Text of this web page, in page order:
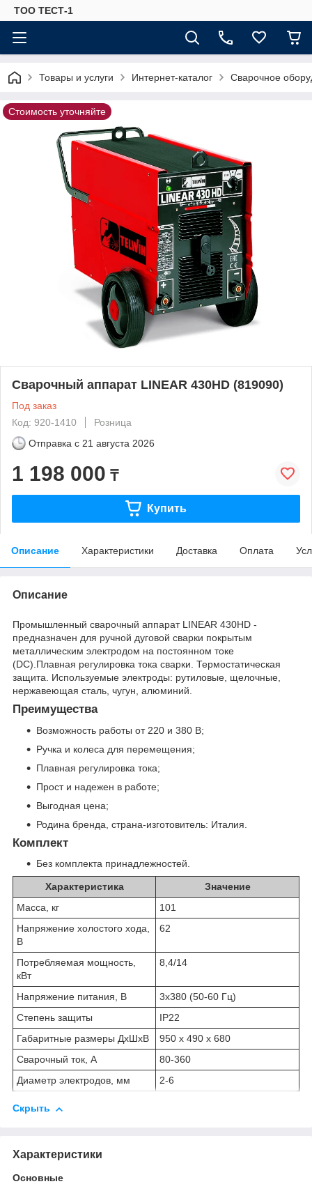
ТОО ТЕСТ-1
Товары и услуги Интернет-каталог Сварочное
Стоимость уточняйте
Сварочный аппарат LINEAR 430HD (819090)
Под заказ
Код: 920-1410
Розница
Отправка с 21 августа 2026
1 198 000 ₸
Купить
Описание Характеристики Доставка Оплата
Описание
Промышленный сварочный аппарат LINEAR 430HD -
предназначен для ручной дуговой сварки покрытым
металлическим электродом на постоянном токе
(DC).Плавная регулировка тока сварки. Термостатическая
защита. Используемые электроды: рутиловые, щелочные,
нержавеющая сталь, чугун, алюминий.
Преимущества
Возможность работы от 220 и 380 В;
Ручка и колеса для перемещения;
Плавная регулировка тока;
Прост и надежен в работе;
Выгодная цена;
Родина бренда, страна-изготовитель: Италия.
Комплект
Без комплекта принадлежностей.
Характеристика
Значение
Масса, кг
101
Напряжение холостого хода,
В
62
Потребляемая мощность,
кВт
8,4/14
Напряжение питания, В
3х380 (50-60 Гц)
Степень защиты
IP22
Габаритные размеры ДхШхВ
950 x 490 x 680
Сварочный ток, А
80-360
Диаметр электродов, мм
2-6
Скрыть
Характеристики
Основные